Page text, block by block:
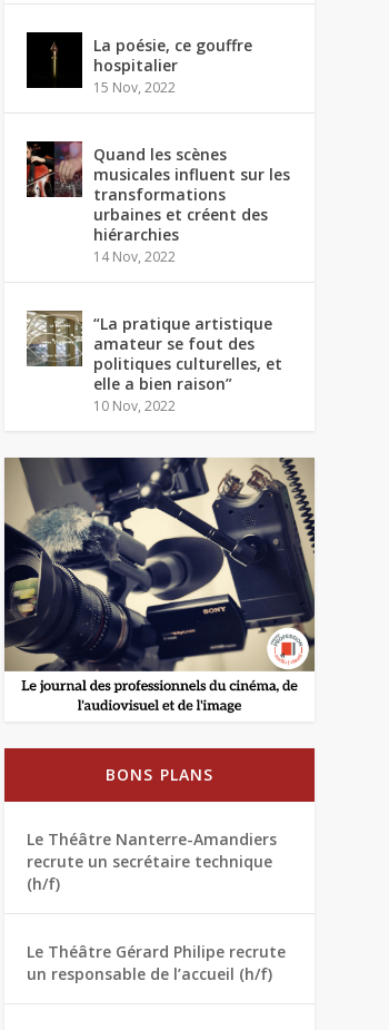
La poésie, ce gouffre
hospitalier
15 Nov, 2022
Quand les scènes
musicales influent sur les
transformations
urbaines et créent des
hiérarchies
14 Nov, 2022
“La pratique artistique
amateur se fout des
politiques culturelles, et
elle a bien raison”
10 Nov, 2022
BONS PLANS
Le Théâtre Nanterre-Amandiers
recrute un secrétaire technique
(h/f)
Le Théâtre Gérard Philipe recrute
un responsable de l’accueil (h/f)